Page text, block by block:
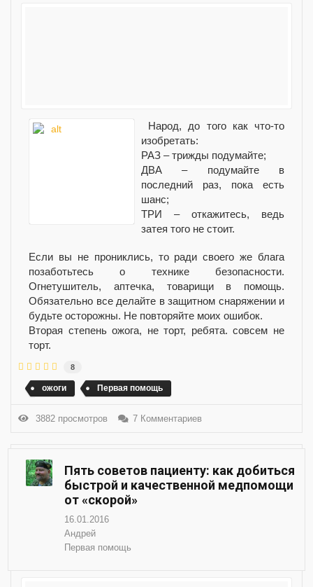
Народ, до того как что-то
изобретать:
РАЗ – трижды подумайте;
ДВА – подумайте в
последний раз, пока есть
шанс;
ТРИ – откажитесь, ведь
затея того не стоит.
Если вы не прониклись, то ради своего же блага
позаботьтесь о технике безопасности.
Огнетушитель, аптечка, товарищи в помощь.
Обязательно все делайте в защитном снаряжении и
будьте осторожны. Не повторяйте моих ошибок.
Вторая степень ожога, не торт, ребята. совсем не
торт.
8
ожоги Первая помощь
3882 просмотров 7 Комментариев
Пять советов пациенту: как добиться
быстрой и качественной медпомощи
от «скорой»
16.01.2016
Андрей
Первая помощь